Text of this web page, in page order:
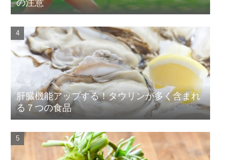
の注意
肝臓機能アップする！タウリンが多く含まれ
る７つの食品